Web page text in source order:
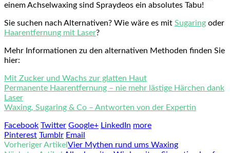
einem Achselwaxing sind Spraydeos ein absolutes Tabu!
Sie suchen nach Alternativen? Wie wäre es mit Sugaring oder
Haarentfernung mit Laser?
Mehr Informationen zu den alternativen Methoden finden Sie
hier:
Mit Zucker und Wachs zur glatten Haut
Permanente Haarentfernung – nie mehr lästige Härchen dank
Laser
Waxing, Sugaring & Co – Antworten von der Expertin
Facebook Twitter Google+ LinkedIn more
Pinterest Tumblr Email
Vorheriger Artikel Vier Mythen rund ums Waxing